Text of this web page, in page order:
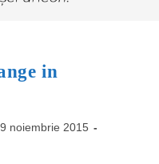
in
noiembrie 2015